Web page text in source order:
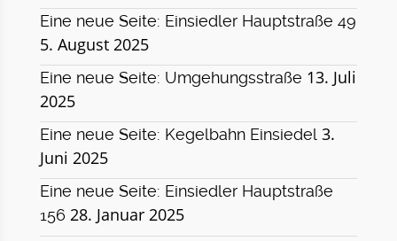
Eine neue Seite: Einsiedler Hauptstraße 49
5. August 2025
Eine neue Seite: Umgehungsstraße 13. Juli
2025
Eine neue Seite: Kegelbahn Einsiedel 3.
Juni 2025
Eine neue Seite: Einsiedler Hauptstraße
156 28. Januar 2025